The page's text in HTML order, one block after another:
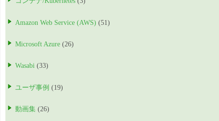
Amazon Web Service (AWS) (51)
Microsoft Azure (26)
Wasabi (33)
ユーザ事例 (19)
動画集 (26)